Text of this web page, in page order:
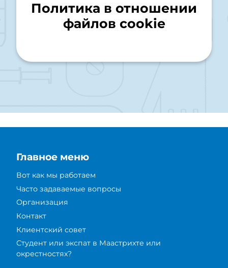
Политика в отношении
файлов cookie
Главное меню
Вот как мы работаем
Часто задаваемые вопросы
Организация
Контакт
Клиентский совет
Студент или экспат в Маастрихте или
окрестностях?